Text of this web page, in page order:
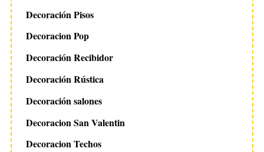
Decoración Pisos
Decoracion Pop
Decoración Recibidor
Decoración Rústica
Decoración salones
Decoracion San Valentin
Decoracion Techos